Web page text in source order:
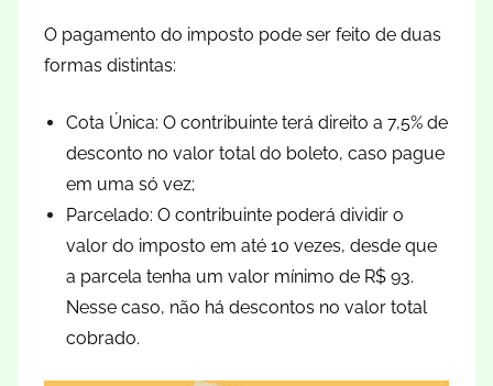
O pagamento do imposto pode ser feito de duas
formas distintas:
Cota Única: O contribuinte terá direito a 7,5% de
desconto no valor total do boleto, caso pague
em uma só vez;
Parcelado: O contribuinte poderá dividir o
valor do imposto em até 10 vezes, desde que
a parcela tenha um valor mínimo de R$ 93.
Nesse caso, não há descontos no valor total
cobrado.